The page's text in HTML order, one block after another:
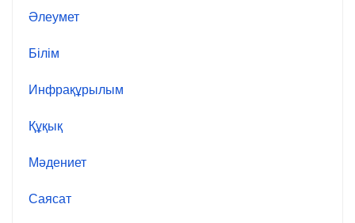
Әлеумет
Білім
Инфрақұрылым
Құқық
Мәдениет
Саясат